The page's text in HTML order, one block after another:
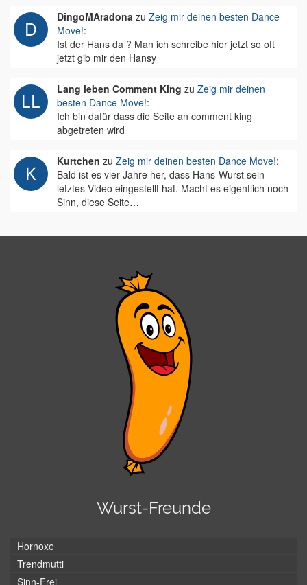
DingoMAradona zu Zeig mir deinen besten Dance
Move!:
Ist der Hans da ? Man ich schreibe hier jetzt so oft
jetzt gib mir den Hansy
Lang leben Comment King zu Zeig mir deinen
besten Dance Move!:
Ich bin dafür dass die Seite an comment king
abgetreten wird
Kurtchen zu Zeig mir deinen besten Dance Move!:
Bald ist es vier Jahre her, dass Hans-Wurst sein
letztes Video eingestellt hat. Macht es eigentlich noch
Sinn, diese Seite…
Wurst-Freunde
Hornoxe
Trendmutti
Sinn-Frei